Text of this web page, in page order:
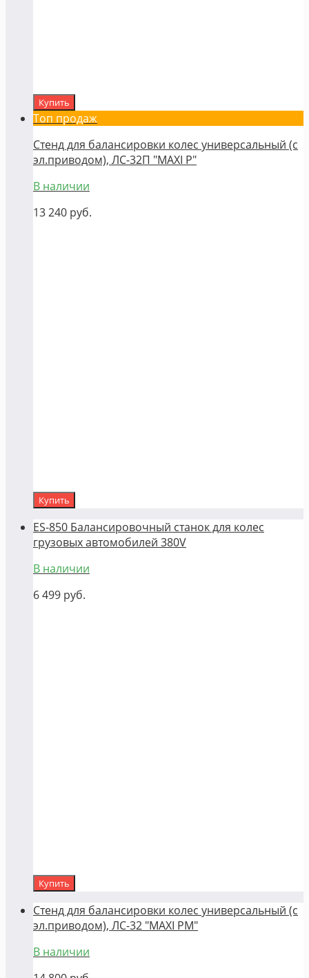
Купить
Топ продаж
Стенд для балансировки колес универсальный (с
эл.приводом), ЛС-32П "MAXI P"
В наличии
13 240 руб.
Купить
ES-850 Балансировочный станок для колес
грузовых автомобилей 380V
В наличии
6 499 руб.
Купить
Стенд для балансировки колес универсальный (с
эл.приводом), ЛС-32 "MAXI PM"
В наличии